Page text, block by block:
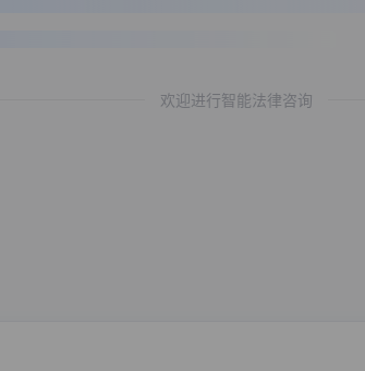
欢迎进行智能法律咨询